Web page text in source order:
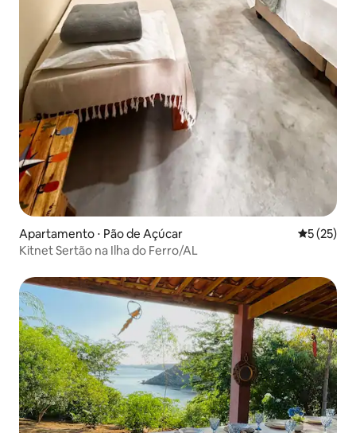
Apartamento ⋅ Pão de Açúcar 5 de uma
5 (25)
Kitnet Sertão na Ilha do Ferro/AL